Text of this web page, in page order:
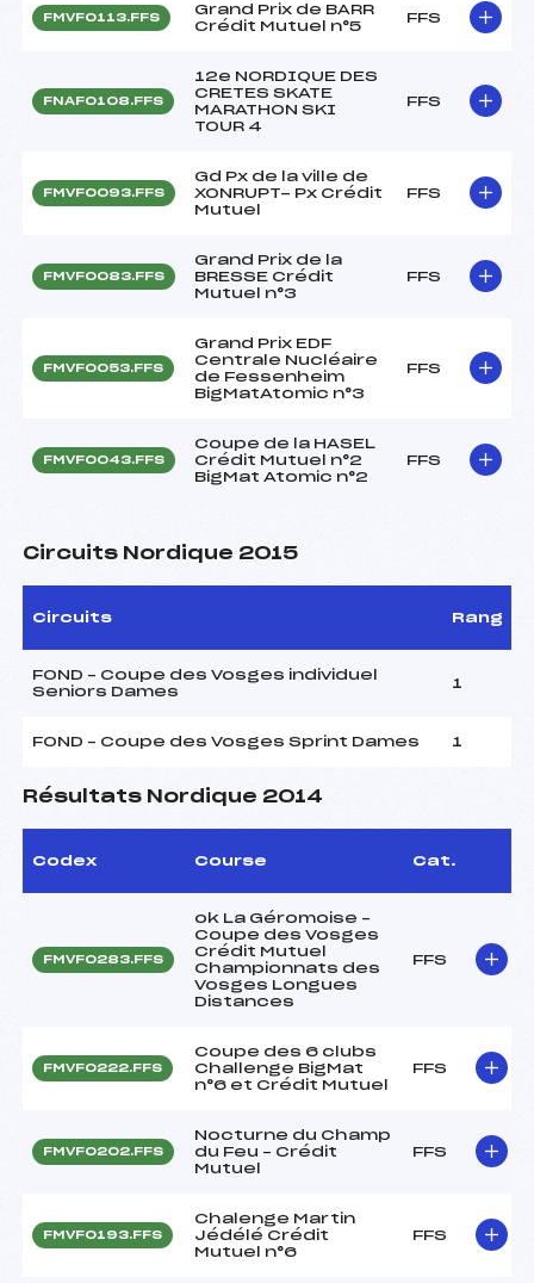
FMVF0113.FFS
Grand Prix de BARR
Crédit Mutuel n°5
FFS
FNAF0108.FFS
12e NORDIQUE DES
CRETES SKATE
MARATHON SKI
TOUR 4
FFS
FMVF0093.FFS
Gd Px de la ville de
XONRUPT- Px Crédit
Mutuel
FFS
FMVF0083.FFS
Grand Prix de la
BRESSE Crédit
Mutuel n°3
FFS
FMVF0053.FFS
Grand Prix EDF
Centrale Nucléaire
de Fessenheim
BigMatAtomic n°3
FFS
FMVF0043.FFS
Coupe de la HASEL
Crédit Mutuel n°2
BigMat Atomic n°2
FFS
Circuits Nordique 2015
Circuits Rang
FOND – Coupe des Vosges individuel
Seniors Dames
1
FOND – Coupe des Vosges Sprint Dames 1
Résultats Nordique 2014
Codex Course Cat.
FMVF0283.FFS
ok La Géromoise –
Coupe des Vosges
Crédit Mutuel
Championnats des
Vosges Longues
Distances
FFS
FMVF0222.FFS
Coupe des 6 clubs
Challenge BigMat
n°6 et Crédit Mutuel
FFS
FMVF0202.FFS
Nocturne du Champ
du Feu – Crédit
Mutuel
FFS
FMVF0193.FFS
Chalenge Martin
Jédélé Crédit
Mutuel n°6
FFS